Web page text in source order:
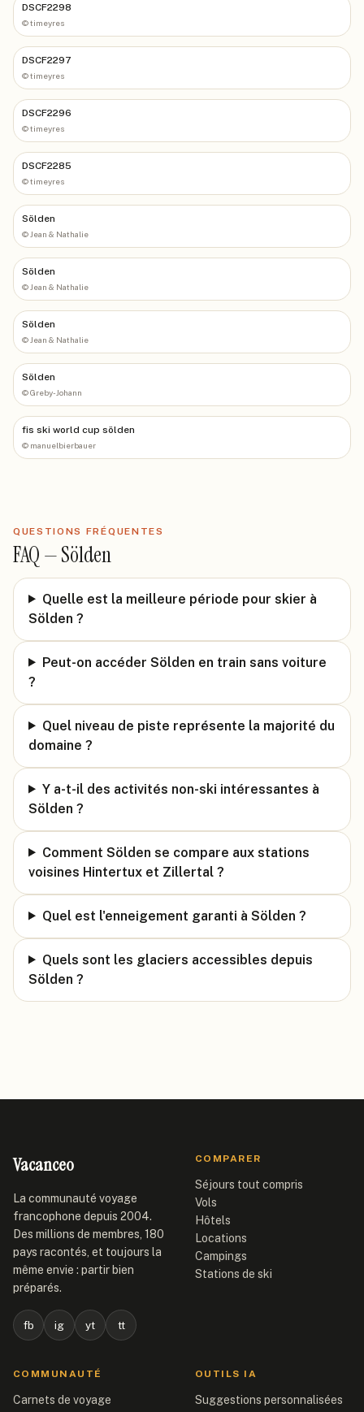
DSCF2298
©timeyres
DSCF2297
©timeyres
DSCF2296
©timeyres
DSCF2285
©timeyres
Sölden
© Jean & Nathalie
Sölden
© Jean & Nathalie
Sölden
© Jean & Nathalie
Sölden
©Greby-Johann
fis ski world cup sölden
© manuelbierbauer
QUESTIONS FRÉQUENTES
FAQ —Sölden
Quelle est la meilleure période pour skier à
Sölden ?
Peut-on accéder Sölden en train sans voiture
?
Quel niveau de piste représente la majorité du
domaine ?
Y a-t-il des activités non-ski intéressantes à
Sölden ?
Comment Sölden se compare aux stations
voisines Hintertux et Zillertal ?
Quel est l'enneigement garanti à Sölden ?
Quels sont les glaciers accessibles depuis
Sölden ?
Vacanceo
La communauté voyage
francophone depuis 2004.
Des millions de membres, 180
pays racontés, et toujours la
même envie : partir bien
préparés.
fb ig yt tt
COMPARER
Séjours tout compris
Vols
Hôtels
Locations
Campings
Stations de ski
COMMUNAUTÉ
Carnets de voyage
OUTILS IA
Suggestions personnalisées